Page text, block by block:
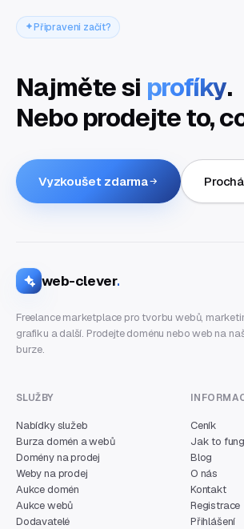
Připraveni začít?
Najměte si profíky.
Nebo prodejte to,
Vyzkoušet zdarma
web-clever.
Freelance marketplace pro tvorbu webů,
grafiku a další. Prodejte doménu nebo web na
burze.
SLUŽBY
Nabídky služeb
Burza domén a webů
Domény na prodej
Weby na prodej
Aukce domén
Aukce webů
Dodavatelé
Ceník
Jak to
Blog
O nás
Kontakt
Registrace
Přihlášení